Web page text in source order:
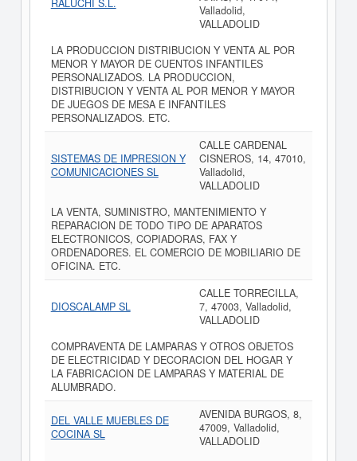
RALUCHI S.L.
Valladolid,
VALLADOLID
LA PRODUCCION DISTRIBUCION Y VENTA AL POR
MENOR Y MAYOR DE CUENTOS INFANTILES
PERSONALIZADOS. LA PRODUCCION,
DISTRIBUCION Y VENTA AL POR MENOR Y MAYOR
DE JUEGOS DE MESA E INFANTILES
PERSONALIZADOS. ETC.
SISTEMAS DE IMPRESION Y
COMUNICACIONES SL
CALLE CARDENAL
CISNEROS, 14, 47010,
Valladolid,
VALLADOLID
LA VENTA, SUMINISTRO, MANTENIMIENTO Y
REPARACION DE TODO TIPO DE APARATOS
ELECTRONICOS, COPIADORAS, FAX Y
ORDENADORES. EL COMERCIO DE MOBILIARIO DE
OFICINA. ETC.
DIOSCALAMP SL
CALLE TORRECILLA,
7, 47003, Valladolid,
VALLADOLID
COMPRAVENTA DE LAMPARAS Y OTROS OBJETOS
DE ELECTRICIDAD Y DECORACION DEL HOGAR Y
LA FABRICACION DE LAMPARAS Y MATERIAL DE
ALUMBRADO.
DEL VALLE MUEBLES DE
COCINA SL
AVENIDA BURGOS, 8,
47009, Valladolid,
VALLADOLID